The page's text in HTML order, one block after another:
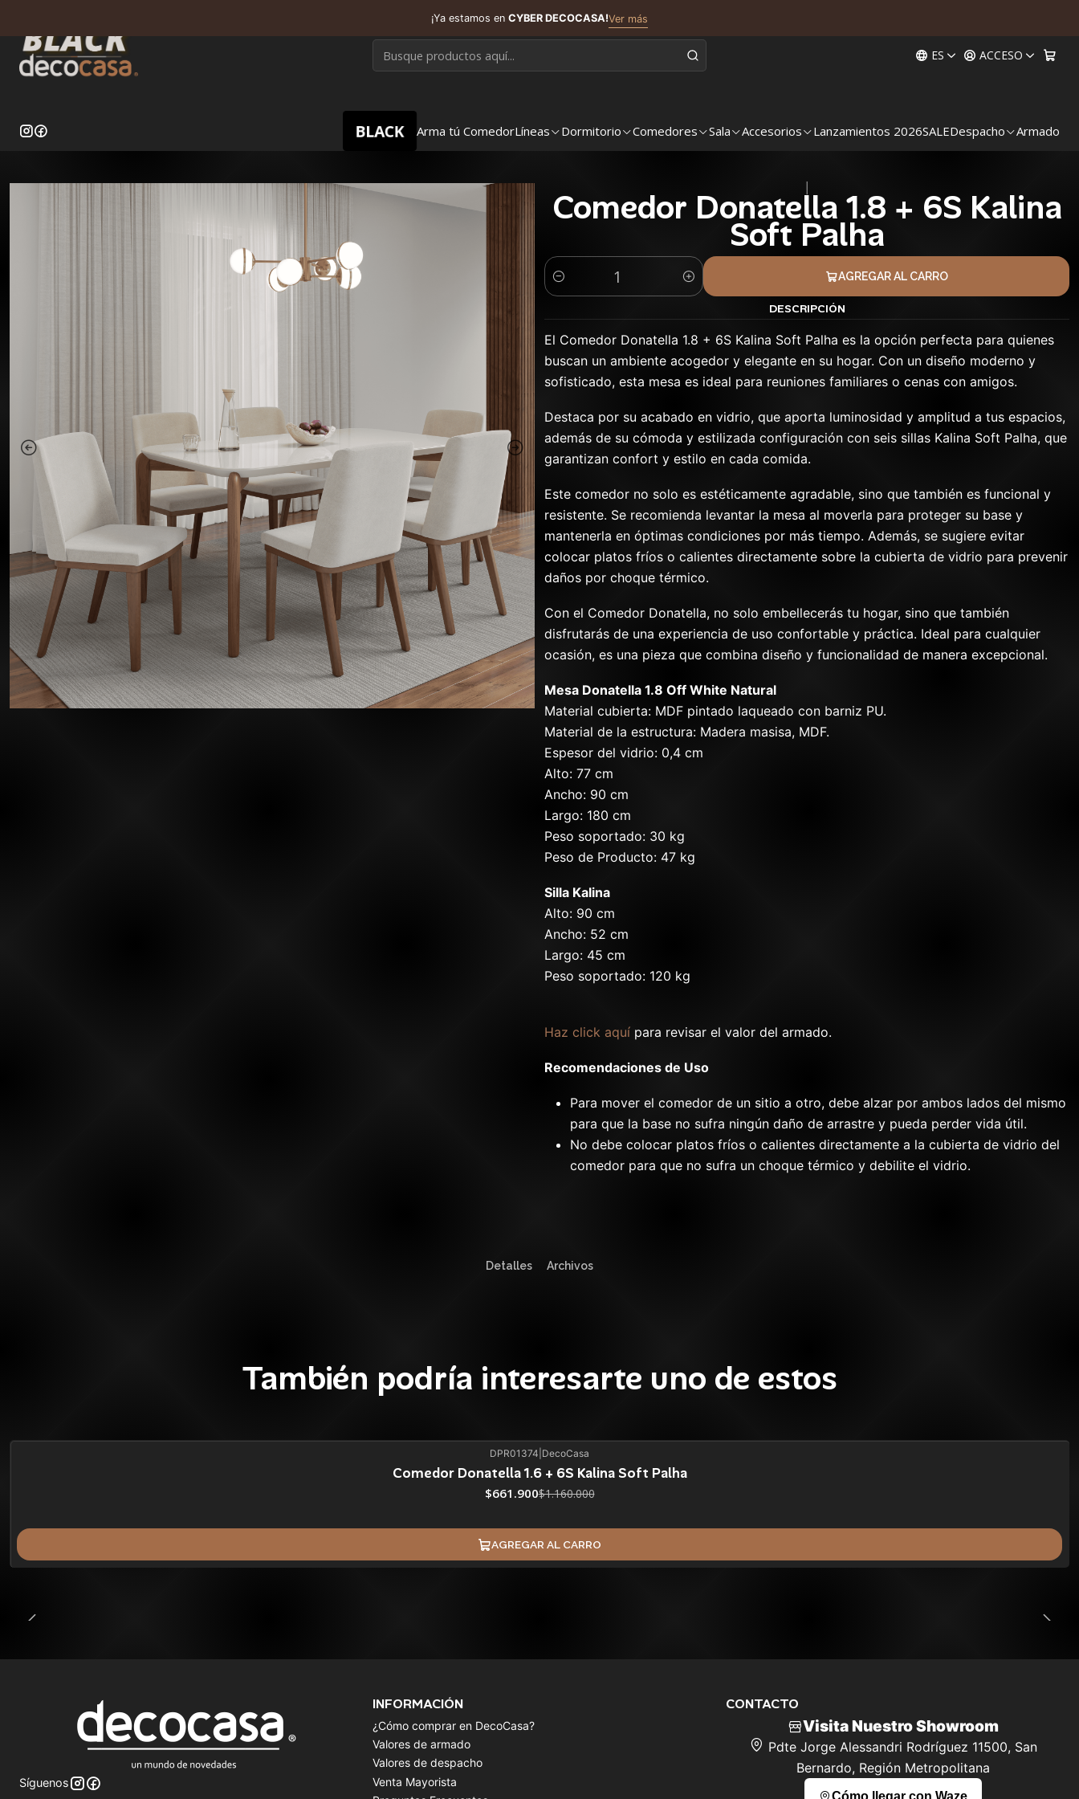
ES ACCESO
BLACK Arma tú ComedorLíneas Dormitorio Comedores Sala Accesorios Lanzamientos 2026SALEDespacho Armado
¡Ya estamos en CYBER DECOCASA!Ver más
Comedor Donatella 1.8 + 6S Kalina
Soft Palha
Cantidad
AGREGAR AL CARRO
DESCRIPCIÓN
El Comedor Donatella 1.8 + 6S Kalina Soft Palha es la opción perfecta para quienes
buscan un ambiente acogedor y elegante en su hogar. Con un diseño moderno y
sofisticado, esta mesa es ideal para reuniones familiares o cenas con amigos.
Destaca por su acabado en vidrio, que aporta luminosidad y amplitud a tus espacios,
además de su cómoda y estilizada configuración con seis sillas Kalina Soft Palha, que
garantizan confort y estilo en cada comida.
Este comedor no solo es estéticamente agradable, sino que también es funcional y
resistente. Se recomienda levantar la mesa al moverla para proteger su base y
mantenerla en óptimas condiciones por más tiempo. Además, se sugiere evitar
colocar platos fríos o calientes directamente sobre la cubierta de vidrio para prevenir
daños por choque térmico.
Con el Comedor Donatella, no solo embellecerás tu hogar, sino que también
disfrutarás de una experiencia de uso confortable y práctica. Ideal para cualquier
ocasión, es una pieza que combina diseño y funcionalidad de manera excepcional.
Mesa Donatella 1.8 Off White Natural
Material cubierta: MDF pintado laqueado con barniz PU.
Material de la estructura: Madera masisa, MDF.
Espesor del vidrio: 0,4 cm
Alto: 77 cm
Ancho: 90 cm
Largo: 180 cm
Peso soportado: 30 kg
Peso de Producto: 47 kg
Silla Kalina
Alto: 90 cm
Ancho: 52 cm
Largo: 45 cm
Peso soportado: 120 kg
Haz click aquí para revisar el valor del armado.
Recomendaciones de Uso
Para mover el comedor de un sitio a otro, debe alzar por ambos lados del mismo
para que la base no sufra ningún daño de arrastre y pueda perder vida útil.
No debe colocar platos fríos o calientes directamente a la cubierta de vidrio del
comedor para que no sufra un choque térmico y debilite el vidrio.
Detalles Archivos
También podría interesarte uno de estos
DPR01374 DecoCasa
Comedor Donatella 1.6 + 6S Kalina Soft Palha
$661.900$1.160.000
AGREGAR AL CARRO
Síguenos
INFORMACIÓN
¿Cómo comprar en DecoCasa?
Valores de armado
Valores de despacho
Venta Mayorista
CONTACTO
Visita Nuestro Showroom
Pdte Jorge Alessandri Rodríguez 11500, San
Bernardo, Región Metropolitana